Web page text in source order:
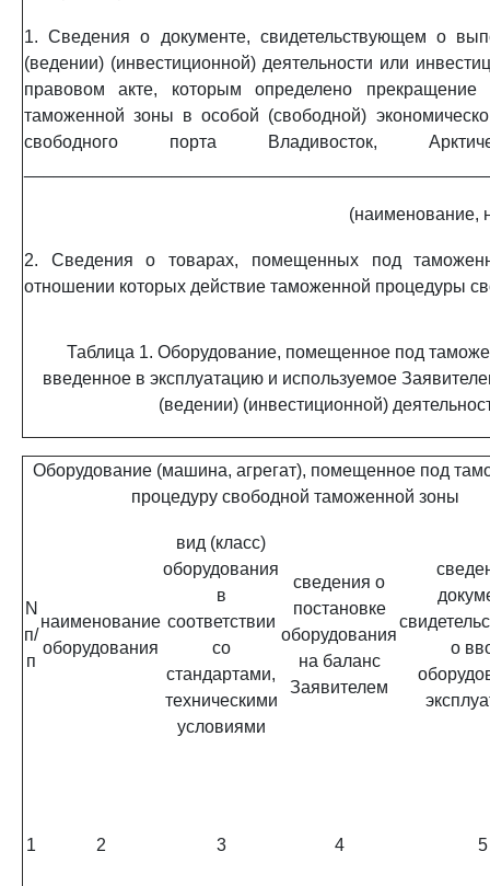
1. Сведения о документе, свидетельствующем о
(ведении) (инвестиционной) деятельности или
правовом акте, которым определено
таможенной зоны в особой (свободной)
свободного порта Владивосток,
(наименование,
2. Сведения о товарах, помещенных под
отношении которых действие таможенной процедуры
Таблица 1. Оборудование, помещенное под
введенное в эксплуатацию и используемое
(ведении) (инвестиционной)
Оборудование (машина, агрегат), помещенное под
процедуру свободной таможенной зоны
N
п/
п
наименование
оборудования
вид (класс)
оборудования
в
соответствии
со
стандартами,
техническими
условиями
сведения о
постановке
оборудования
на баланс
Заявителем
о
1 2 3 4 5